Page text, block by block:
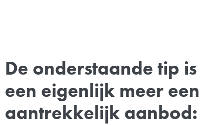
De onderstaande tip is
een eigenlijk meer een
aantrekkelijk aanbod: